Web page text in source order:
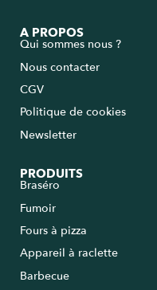
A PROPOS
Qui sommes nous ?
Nous contacter
CGV
Politique de cookies
Newsletter
PRODUITS
Braséro
Fumoir
Fours à pizza
Appareil à raclette
Barbecue